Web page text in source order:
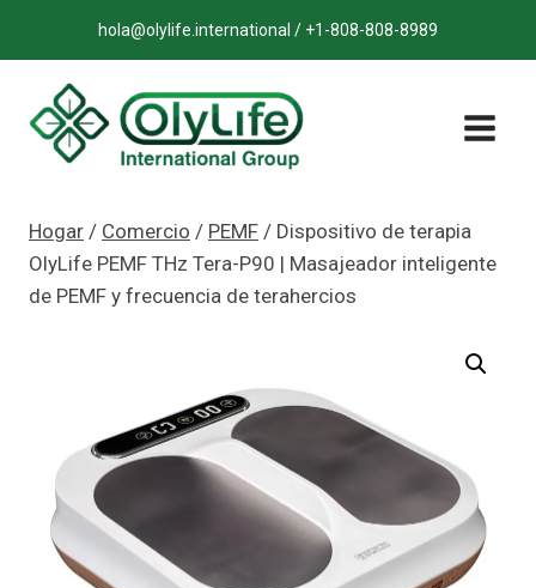
al
contenido
hola@olylife.international / +1-808-808-8989
Hogar / Comercio / PEMF / Dispositivo de terapia
OlyLife PEMF THz Tera-P90 | Masajeador inteligente
de PEMF y frecuencia de terahercios